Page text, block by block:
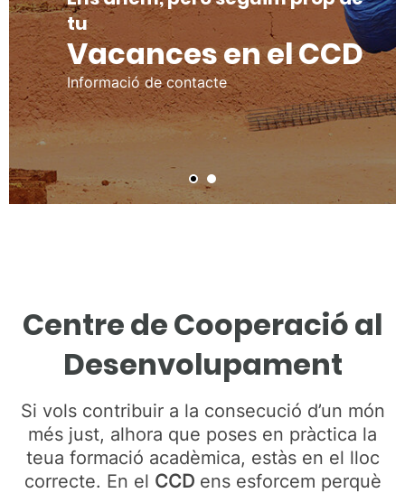
INCIDE 26/27
Ja està disponible l’oferta per al primer
quadrimestre. Contribueix al canvi global!
tu
Vacances en el CCD
Informació de contacte
Centre de Cooperació al
Desenvolupament
Si vols contribuir a la consecució d’un món
més just, alhora que poses en pràctica la
teua formació acadèmica, estàs en el lloc
correcte. En el CCDens esforcem perquè